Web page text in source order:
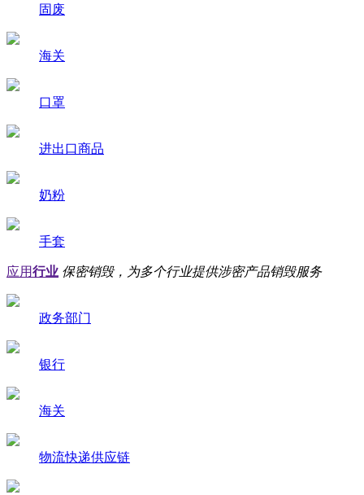
固废
海关
口罩
进出口商品
奶粉
手套
应用行业 保密销毁，为多个行业提供涉密产品销毁服务
政务部门
银行
海关
物流快递供应链